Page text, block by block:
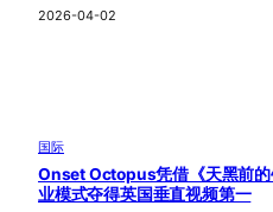
2026-04-02
国际
Onset Octopus凭借《天黑前的
业模式夺得英国垂直视频第一